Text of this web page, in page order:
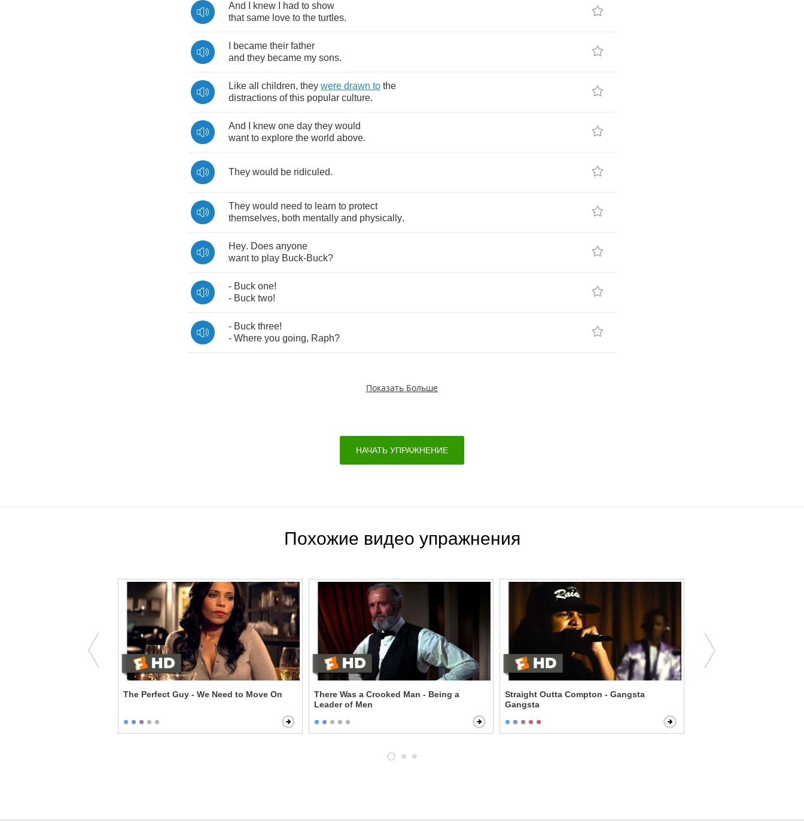
And knew had to show
that same love to the turtles.
became their father
and they became my sons.
Like all children, they were drawn to the
distractions of this popular culture.
And knew one day they would
want to explore the world above.
They would be ridiculed.
They would need to learn to protect
themselves, both mentally and physically.
Hey. Does anyone
want to play Buck-Buck?
- Buck one!
- Buck two!
- Buck three!
- Where you going, Raph?
Показать Больше
НАЧАТЬ УПРАЖНЕНИЕ
Похожие видео упражнения
The Perfect Guy - We Need to Move On
There Was a Crooked Man - Being a
Leader of Men
Straight Outta Compton - Gangsta
Gangsta